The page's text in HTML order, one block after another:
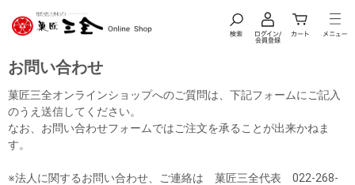
お問い合わせ
菓匠三全オンラインショップへのご質問は、下記フォームにご記入
のうえ送信してください。
なお、お問い合わせフォームではご注文を承ることが出来かねま
す。
※法人に関するお問い合わせ、ご連絡は 菓匠三全代表 022-268-